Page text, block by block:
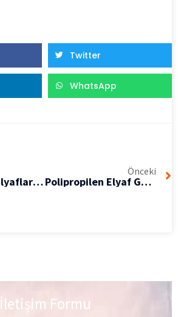
Twitter
WhatsApp
Polipropilen Elyafların Önemi
Önceki
Polipropilen Elyaf Gelişimi
İletişim Formu